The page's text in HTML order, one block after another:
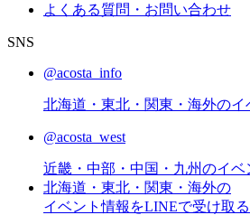
よくある質問・お問い合わせ
SNS
@acosta_info
北海道・東北・関東・海外のイ
@acosta_west
近畿・中部・中国・九州のイベ
北海道・東北・関東・海外の
イベント情報をLINEで受け取る